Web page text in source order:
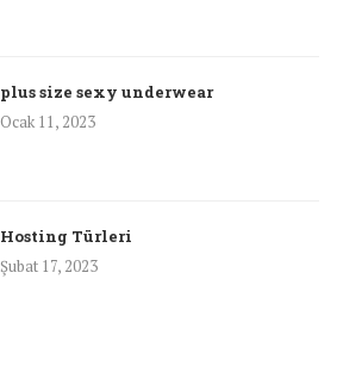
plus size sexy underwear
Ocak 11, 2023
Hosting Türleri
Şubat 17, 2023